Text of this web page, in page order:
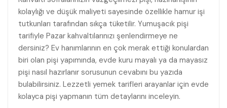
kolaylığı ve düşük maliyeti sayesinde özellikle hamur işi
tutkunları tarafından sıkça tüketilir. Yumuşacık pişi
tarifiyle Pazar kahvaltılarınızı şenlendirmeye ne
dersiniz? Ev hanımlarının en çok merak ettiği konulardan
biri olan pişi yapımında, evde kuru mayalı ya da mayasız
pişi nasıl hazırlanır sorusunun cevabını bu yazıda
bulabilirsiniz. Lezzetli yemek tarifleri arayanlar için evde
kolayca pişi yapmanın tüm detaylarını inceleyin.